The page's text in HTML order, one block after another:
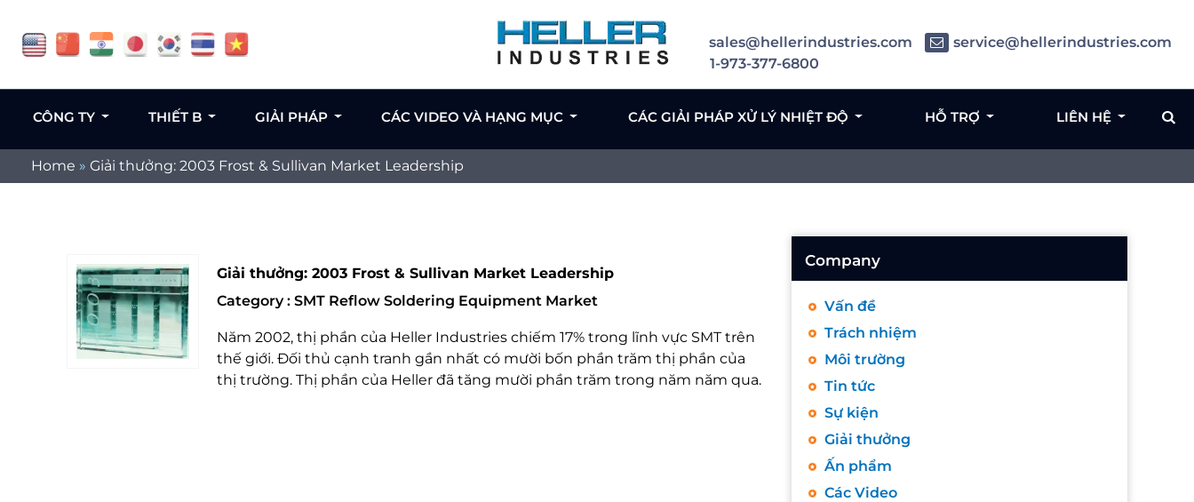
Home » Giải thưởng: 2003 Frost & Sullivan Market Leadership
Giải thưởng: 2003 Frost & Sullivan Market Leadership
Category : SMT Reflow Soldering Equipment Market
Năm 2002, thị phần của Heller Industries chiếm 17% trong lĩnh vực SMT trên
thế giới. Đối thủ cạnh tranh gần nhất có mười bốn phần trăm thị phần của
thị trường. Thị phần của Heller đã tăng mười phần trăm trong năm năm qua.
Company
Vấn đề
Trách nhiệm
Môi trường
Tin tức
Sự kiện
Giải thưởng
Ấn phẩm
Các Video
sales@hellerindustries.com
service@hellerindustries.com
1-973-377-6800
CÔNG TY THIẾT B GIẢI PHÁP CÁC VIDEO VÀ HẠNG MỤC CÁC GIẢI PHÁP XỬ LÝ NHIỆT ĐỘ HỖ TRỢ LIÊN HỆ